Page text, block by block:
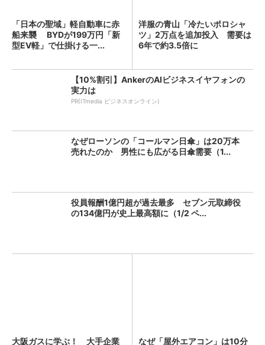
「日本の聖域」軽自動車に赤
船来襲 BYDが199万円「新
型EV軽」で仕掛ける一...
洋服の青山「冷たいポロシャ
ツ」2万点を追加投入 需要は
6年で約3.5倍に
【10%割引】AnkerのAIビジネスイヤフォンの
実力は
PR(ITmedia ビジネスオンライン)
なぜローソンの「コールマン日傘」は20万本
売れたのか 男性にも広がる日傘需要（1...
役員報酬1億円超が過去最多 セブン元取締役
の134億円が史上最高額に（1/2 ペ...
大阪ガスに学ぶ！ 大手企業
なぜ「屋外エアコン」は10分